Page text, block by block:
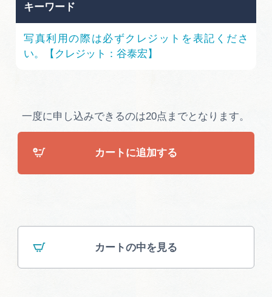
運営組織
広告掲載
サイトポリシー
キーワード
写真利用の際は必ずクレジットを表記くださ
い。【クレジット：谷泰宏】
一度に申し込みできるのは20点までとなります。
カートに追加する
カートの中を見る